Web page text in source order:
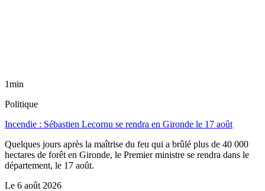
1min
Politique
Incendie : Sébastien Lecornu se rendra en Gironde le 17 août
Quelques jours après la maîtrise du feu qui a brûlé plus de 40 000
hectares de forêt en Gironde, le Premier ministre se rendra dans le
département, le 17 août.
Le 6 août 2026